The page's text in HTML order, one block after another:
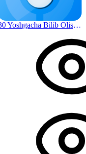
1 г. назад 30 Yoshgacha Bilib Olishingiz Shart Bo'lgan Hayot Qoidalari | Donolik Sari